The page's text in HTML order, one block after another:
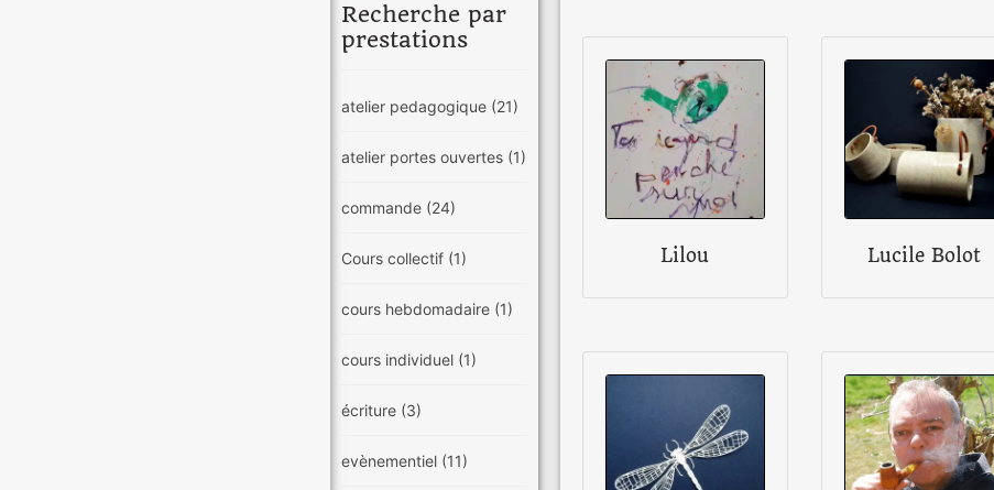
Recherche par
prestations
atelier pedagogique (21)
atelier portes ouvertes (1)
commande (24)
Cours collectif (1)
cours hebdomadaire (1)
cours individuel (1)
écriture (3)
evènementiel (11)
Lilou Lucile Bolot